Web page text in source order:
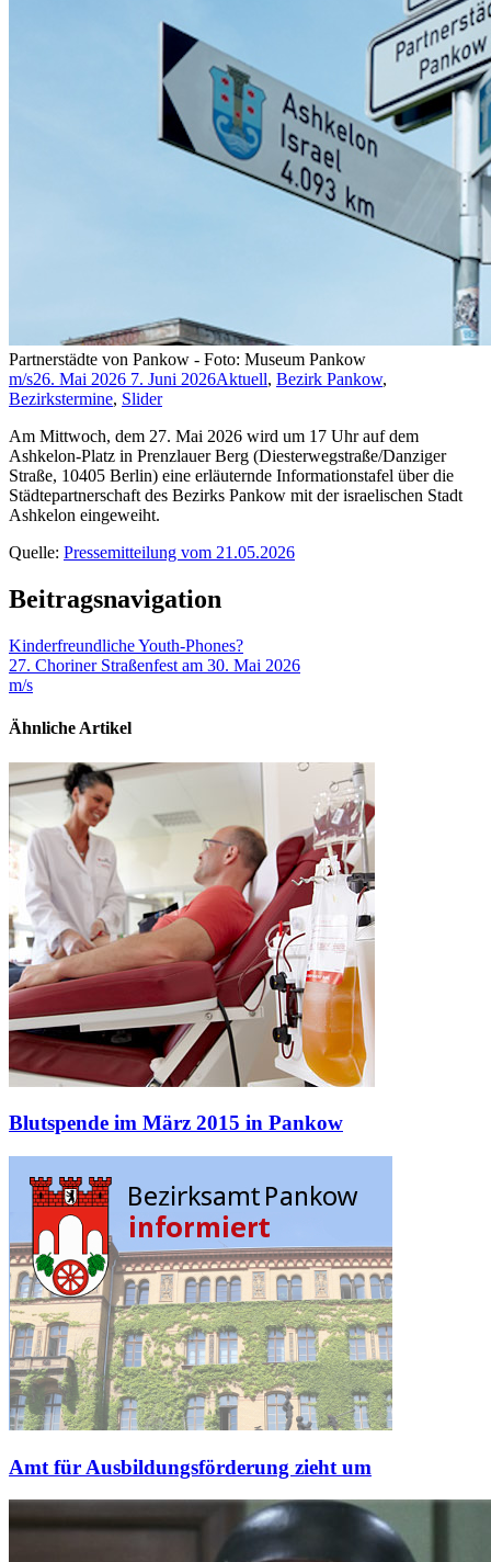
Partnerstädte von Pankow - Foto: Museum Pankow
m/s26. Mai 2026 7. Juni 2026Aktuell, Bezirk Pankow,
Bezirkstermine, Slider
Am Mittwoch, dem 27. Mai 2026 wird um 17 Uhr auf dem
Ashkelon-Platz in Prenzlauer Berg (Diesterwegstraße/Danziger
Straße, 10405 Berlin) eine erläuternde Informationstafel über die
Städtepartnerschaft des Bezirks Pankow mit der israelischen Stadt
Ashkelon eingeweiht.
Quelle: Pressemitteilung vom 21.05.2026
Beitragsnavigation
Kinderfreundliche Youth-Phones?
27. Choriner Straßenfest am 30. Mai 2026
m/s
Ähnliche Artikel
Blutspende im März 2015 in Pankow
Amt für Ausbildungsförderung zieht um